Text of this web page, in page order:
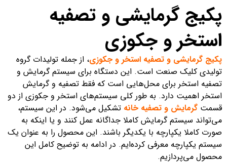
پکیج گرمایشی و تصفیه
استخر و جکوزی
پکیج گرمایشی و تصفیه استخر و جکوزی، از جمله تولیدات گروه
تولیدی کلیک صنعت است. این دستگاه برای سیستم گرمایش و
تصفیه استخر برای محل‌هایی است که فقط تصفیه و گرمایش
استخر اهمیت دارد. به طور کلی سیستم‌های استخر و جکوزی از دو
قسمت گرمایش و تصفیه خانه تشکیل می‌شود. در این سیستم،
می‌تواند سیستم گرمایش کاملا جداگانه عمل کنند و یا اینکه به
صورت کاملا یکپارچه با یکدیگر باشند. این محصول را به عنوان یک
سیستم یکپارچه معرفی کرده‌ایم. در ادامه به توضیح کامل این
محصول می‌پردازیم.